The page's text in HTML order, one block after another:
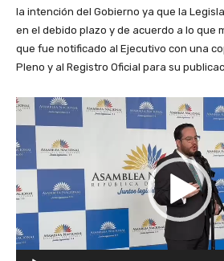
la intención del Gobierno ya que la
en el debido plazo y de acuerdo a lo que
que fue notificado al Ejecutivo con una
Pleno y al Registro Oficial para su
R
e
p
d
u
c
t